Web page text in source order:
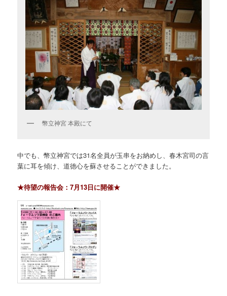
幣立神宮 本殿にて
中でも、幣立神宮では31名全員が玉串をお納めし、春木宮司の言
葉に耳を傾け、道徳心を蘇させることができました。
★待望の報告会：7月13日に開催★